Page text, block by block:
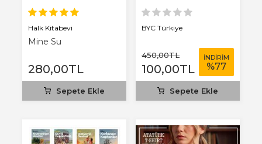
Halk Kitabevi
Mine Su
280,00TL
Sepete Ekle
BYC Türkiye
450,00TL
100,00TL
İNDİRİM
%77
Sepete Ekle